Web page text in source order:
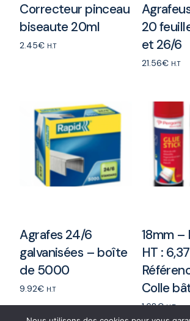
Correcteur pinceau
biseaute 20ml
2.45€ H.T
20
et 26/6
21.56€ H.T
Agrafes 24/6
galvanisées – boîte
de 5000
9.92€ H.T
Add to cart
18mm –
HT :
Colle
1.68€ H.T